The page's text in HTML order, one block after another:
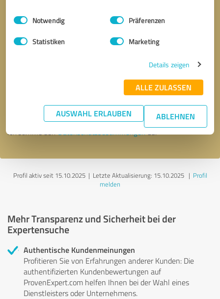
Impressum Datenschutzbestimmungen
Einwilligungsauswahl
Notwendig Präferenzen
Statistiken Marketing
Details zeigen
ALLE ZULASSEN
AUSWAHL ERLAUBEN ABLEHNEN
* Erforderliche Angaben
Nachricht senden
Ich stimme denDatenschutzbestimmungenzu.
Profil aktiv seit 15.10.2025 | Letzte Aktualisierung: 15.10.2025| Profil
melden
Mehr Transparenz und Sicherheit bei der
Expertensuche
Authentische Kundenmeinungen
Profitieren Sie von Erfahrungen anderer Kunden: Die
authentifizierten Kundenbewertungen auf
ProvenExpert.com helfen Ihnen bei der Wahl eines
Dienstleisters oder Unternehmens.